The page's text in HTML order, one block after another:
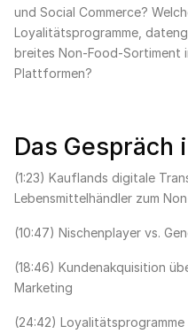
und Social Commerce?
Loyalitätsprogramme,
breites Non-Food-Sortiment
Plattformen?
Das Gespräch
(1:23) Kauflands digitale
Lebensmittelhändler zum
(10:47) Nischenplayer vs.
(18:46) Kundenakquisition
Marketing
(24:42)